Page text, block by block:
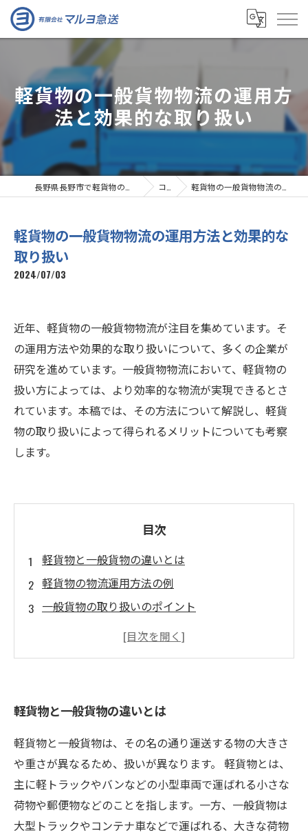
軽貨物の一般貨物物流の運用方
法と効果的な取り扱い
コラム 軽貨物の一般貨物物流の運用方法と効果的な取り扱い
軽貨物の一般貨物物流の運用方法と効果的な
取り扱い
2024/07/03
近年、軽貨物の一般貨物物流が注目を集めています。そ
の運用方法や効果的な取り扱いについて、多くの企業が
研究を進めています。一般貨物物流において、軽貨物の
扱い方によっては、より効率的な物流が実現できるとさ
れています。本稿では、その方法について解説し、軽貨
物の取り扱いによって得られるメリットについても考察
します。
目次
軽貨物と一般貨物の違いとは
軽貨物の物流運用方法の例
一般貨物の取り扱いのポイント
軽貨物と一般貨物を組み合わせた物流のメリッ
軽貨物と一般貨物の違いとは
軽貨物と一般貨物は、その名の通り運送する物の大きさ
や重さが異なるため、扱いが異なります。 軽貨物とは、
主に軽トラックやバンなどの小型車両で運ばれる小さな
荷物や郵便物などのことを指します。一方、一般貨物は
大型トラックやコンテナ車などで運ばれる、大きな荷物